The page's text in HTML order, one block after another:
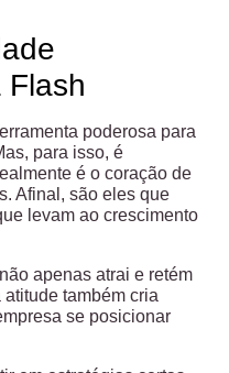
Flash
poderosa para
para isso, é
é o coração de
Afinal, são eles que
levam ao crescimento
apenas atrai e retém
também cria
se posicionar